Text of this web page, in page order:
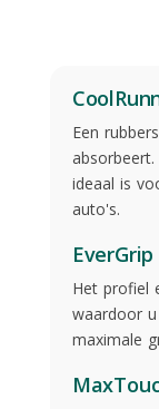
Een
ideaal is
auto's.
Het profiel
waardoor
maximale